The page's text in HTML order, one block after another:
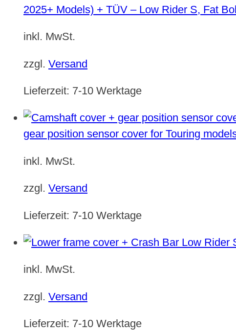
2025+ Models) + TÜV – Low Rider S, Fat
inkl. MwSt.
zzgl. Versand
Lieferzeit: 7-10 Werktage
gear position sensor cover for Touring
inkl. MwSt.
zzgl. Versand
Lieferzeit: 7-10 Werktage
inkl. MwSt.
zzgl. Versand
Lieferzeit: 7-10 Werktage